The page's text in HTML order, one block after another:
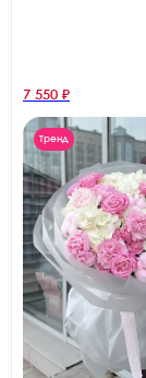
7 550 ₽
Тренд